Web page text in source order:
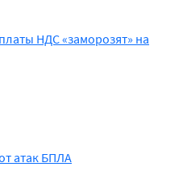
НДС «заморозят» на
атак БПЛА